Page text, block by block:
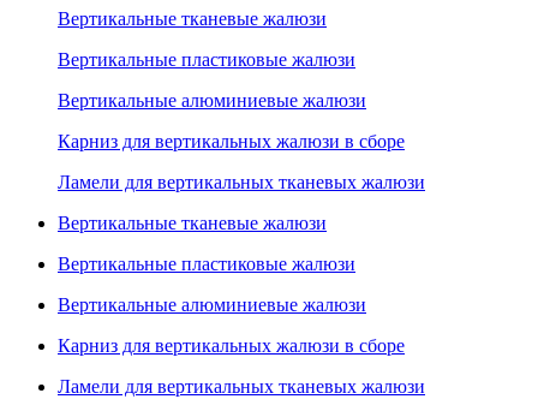
Вертикальные тканевые жалюзи
Вертикальные пластиковые жалюзи
Вертикальные алюминиевые жалюзи
Карниз для вертикальных жалюзи в сборе
Ламели для вертикальных тканевых жалюзи
Вертикальные тканевые жалюзи
Вертикальные пластиковые жалюзи
Вертикальные алюминиевые жалюзи
Карниз для вертикальных жалюзи в сборе
Ламели для вертикальных тканевых жалюзи